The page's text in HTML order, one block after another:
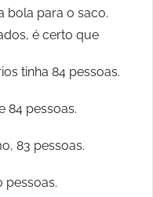
bola para o saco.
é certo que
tinha 84 pessoas.
84 pessoas.
83 pessoas.
pessoas.